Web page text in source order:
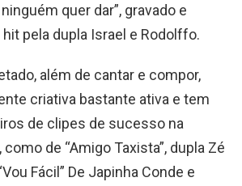
quer dar”, gravado e
pela dupla Israel e Rodolffo.
além de cantar e compor,
criativa bastante ativa e tem
de clipes de sucesso na
de “Amigo Taxista”, dupla Zé
Fácil” De Japinha Conde e